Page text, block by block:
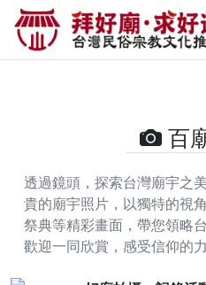
北投清天宮的攝
好運 找到與您有
百
透過鏡頭，探索台灣廟宇之
貴的廟宇照片，以獨特的視
祭典等精彩畫面，帶您領略
歡迎一同欣賞，感受信仰的